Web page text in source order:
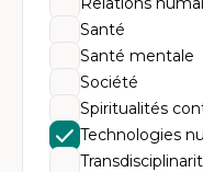
Santé
Santé mentale
Société
Spiritualités
Technologies